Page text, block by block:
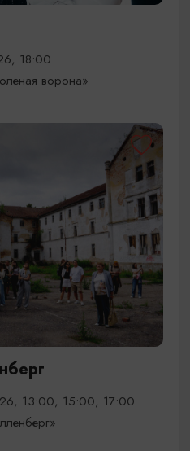
18:00
ворона»
13:00, 15:00, 17:00